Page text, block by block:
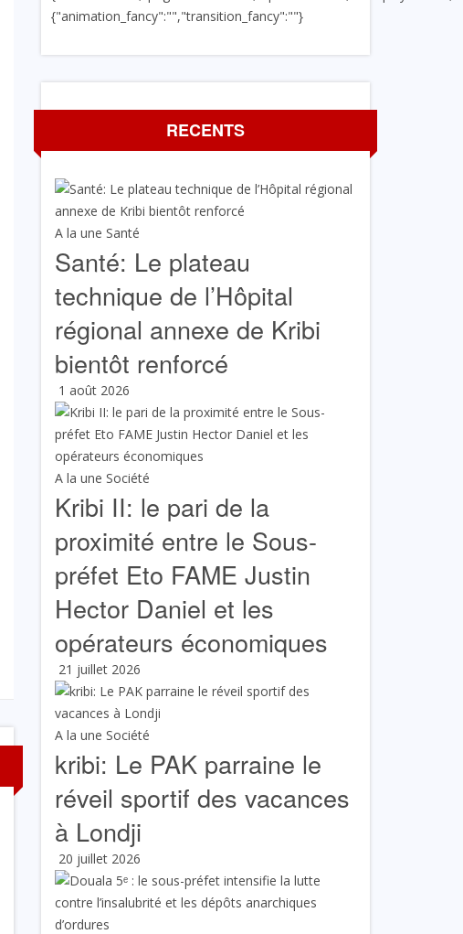
{"animation_fancy":"","transition_fancy":""}
RECENTS
A la une Santé
Santé: Le plateau
technique de l’Hôpital
régional annexe de Kribi
bientôt renforcé
1 août 2026
A la une Société
Kribi II: le pari de la
proximité entre le Sous-
préfet Eto FAME Justin
Hector Daniel et les
opérateurs économiques
21 juillet 2026
A la une Société
kribi: Le PAK parraine le
réveil sportif des vacances
à Londji
20 juillet 2026